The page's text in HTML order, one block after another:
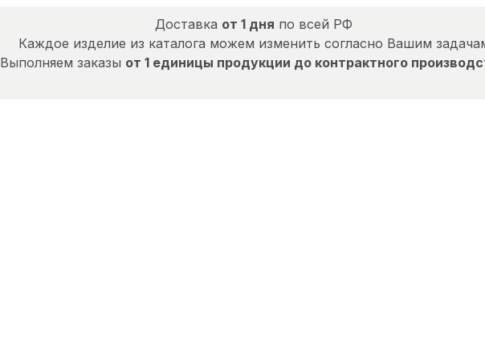
Доставка от 1 дня по всей РФ
Каждое изделие из каталога можем изменить согласно Вашим
Выполняем заказы от 1 единицы продукции до контрактного